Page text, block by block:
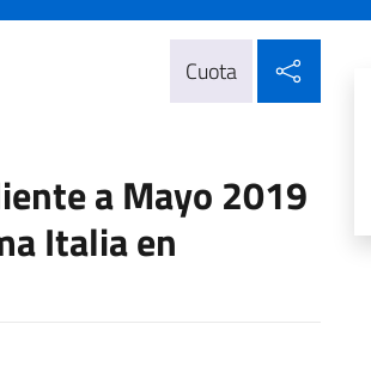
Cuota
a Mayo 2019
Italia en